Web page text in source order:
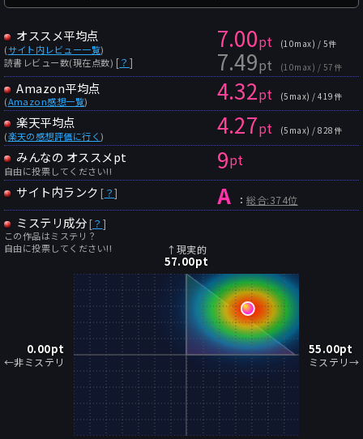
オススメ平均点
(サイト内レビュー一覧)
読書レビュー数(現在点数) [？ ]
7.00pt (10max) / 5件
7.49pt (10max) / 57件
Amazon平均点
(Amazon感想一覧) 4.32pt (5max) / 419件
楽天平均点
(楽天の感想評価に行く) 4.27pt (5max) / 828件
みんなの オススメpt
自由に投票してください!! 9pt
サイト内ランク [ ？] A ：総合:374位
ミステリ成分 [？ ]
この作品はミステリ？
自由に投票してください!!
↑現実的
57.00pt
0.00pt
←非ミステリ
55.00pt
ミステリ→